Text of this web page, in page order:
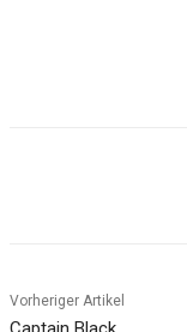
Vorheriger Artikel